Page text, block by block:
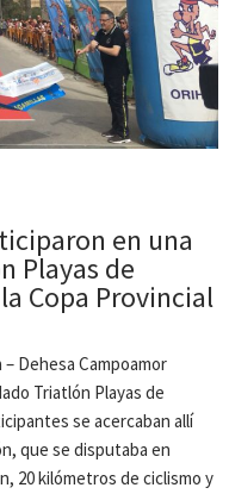
en una
Playas de
Copa Provincial
– Dehesa Campoamor
Triatlón Playas de
se acercaban allí
que se disputaba en
20 kilómetros de ciclismo y